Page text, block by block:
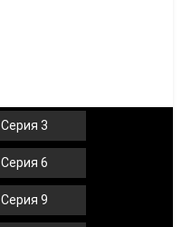
Серия 3
Серия 6
Серия 9